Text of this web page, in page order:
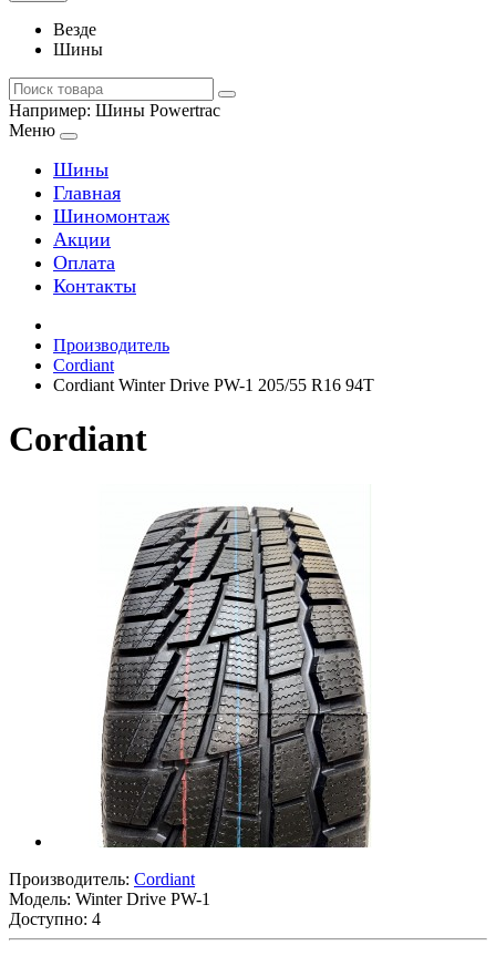
Везде
Шины
Например: Шины Powertrac
Меню
Шины
Главная
Шиномонтаж
Акции
Оплата
Контакты
Производитель
Cordiant
Cordiant Winter Drive PW-1 205/55 R16 94T
Cordiant
Производитель: Cordiant
Модель: Winter Drive PW-1
Доступно: 4